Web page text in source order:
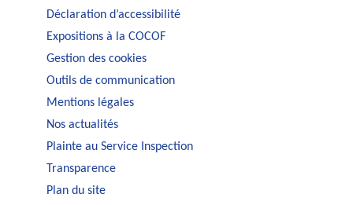
Déclaration d’accessibilité
Expositions à la COCOF
Gestion des cookies
Outils de communication
Mentions légales
Nos actualités
Plainte au Service Inspection
Transparence
Plan du site